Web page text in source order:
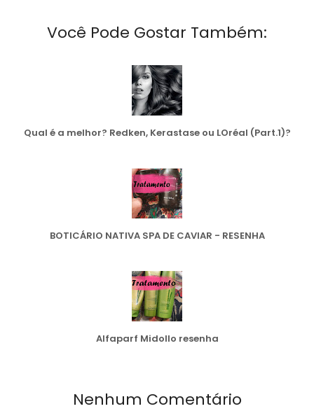
Você Pode Gostar Também:
Qual é a melhor? Redken, Kerastase ou LOréal (Part.1)?
BOTICÁRIO NATIVA SPA DE CAVIAR - RESENHA
Alfaparf Midollo resenha
Nenhum Comentário